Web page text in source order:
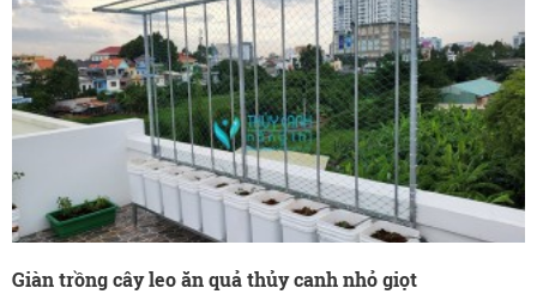
Giàn trồng cây leo ăn quả thủy canh nhỏ giọt